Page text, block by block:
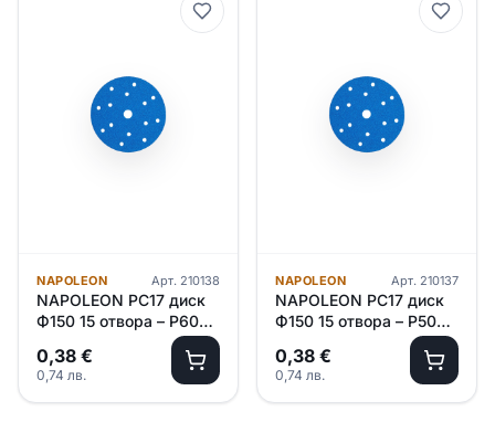
NAPOLEON Арт. 210138
NAPOLEON PC17 диск
Ф150 15 отвора – P600 /
керамична/ 100 броя в
кутия
0,38 €
0,74 лв.
NAPOLEON Арт. 210137
NAPOLEON PC17 диск
Ф150 15 отвора – P500 /
керамична/ 100 броя в
кутия
0,38 €
0,74 лв.